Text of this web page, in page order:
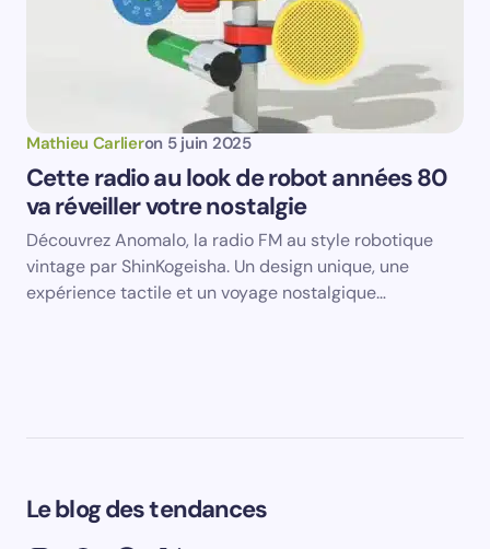
Mathieu Carlieron 5 juin 2025
Cette radio au look de robot années 80
va réveiller votre nostalgie
Découvrez Anomalo, la radio FM au style robotique
vintage par ShinKogeisha. Un design unique, une
expérience tactile et un voyage nostalgique…
Le blog des tendances